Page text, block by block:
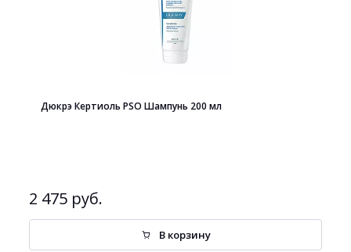
Дюкрэ Кертиоль PSO Шампунь 200 мл
2 475 руб.
В корзину